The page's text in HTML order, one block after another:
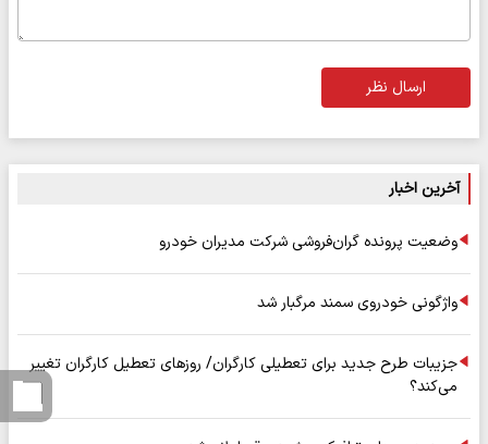
ارسال نظر
آخرین اخبار
وضعیت پرونده گران‌فروشی شرکت مدیران خودرو
واژگونی خودروی سمند مرگبار شد
جزیبات طرح جدید برای تعطیلی کارگران/ روزهای تعطیل کارگران تغییر
می‌کند؟